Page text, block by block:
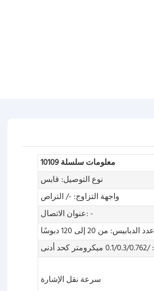
معلومات سلسلة 10109
نوع التوصيل: قابس
واجهة التزاوج: -/ التراص
عنوان الاتصال: -
عدد الدبابيس: من 20 إلى 120 دبوسًا
سرعة نقل الإشارة